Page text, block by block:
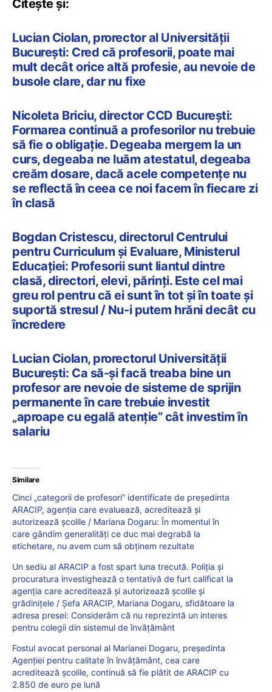
Citește și:
Lucian Ciolan, prorector al Universității
București: Cred că profesorii, poate mai
mult decât orice altă profesie, au nevoie de
busole clare, dar nu fixe
Nicoleta Briciu, director CCD București:
Formarea continuă a profesorilor nu trebuie
să fie o obligație. Degeaba mergem la un
curs, degeaba ne luăm atestatul, degeaba
creăm dosare, dacă acele competențe nu
se reflectă în ceea ce noi facem în fiecare zi
în clasă
Bogdan Cristescu, directorul Centrului
pentru Curriculum și Evaluare, Ministerul
Educației: Profesorii sunt liantul dintre
clasă, directori, elevi, părinți. Este cel mai
greu rol pentru că ei sunt în tot și în toate și
suportă stresul / Nu-i putem hrăni decât cu
încredere
Lucian Ciolan, prorectorul Universității
București: Ca să-și facă treaba bine un
profesor are nevoie de sisteme de sprijin
permanente în care trebuie investit
„aproape cu egală atenție” cât investim în
salariu
Similare
Cinci „categorii de profesori” identificate de președinta
ARACIP, agenția care evaluează, acreditează și
autorizează școlile / Mariana Dogaru: În momentul în
care gândim generalități ce duc mai degrabă la
etichetare, nu avem cum să obținem rezultate
Un sediu al ARACIP a fost spart luna trecută. Poliția și
procuratura investighează o tentativă de furt calificat la
agenția care acreditează și autorizează școlile și
grădinițele / Șefa ARACIP, Mariana Dogaru, sfidătoare la
adresa presei: Considerăm că nu reprezintă un interes
pentru colegii din sistemul de învățământ
Fostul avocat personal al Marianei Dogaru, președinta
Agenției pentru calitate în învățământ, cea care
acreditează școlile, continuă să fie plătit de ARACIP cu
2.850 de euro pe lună